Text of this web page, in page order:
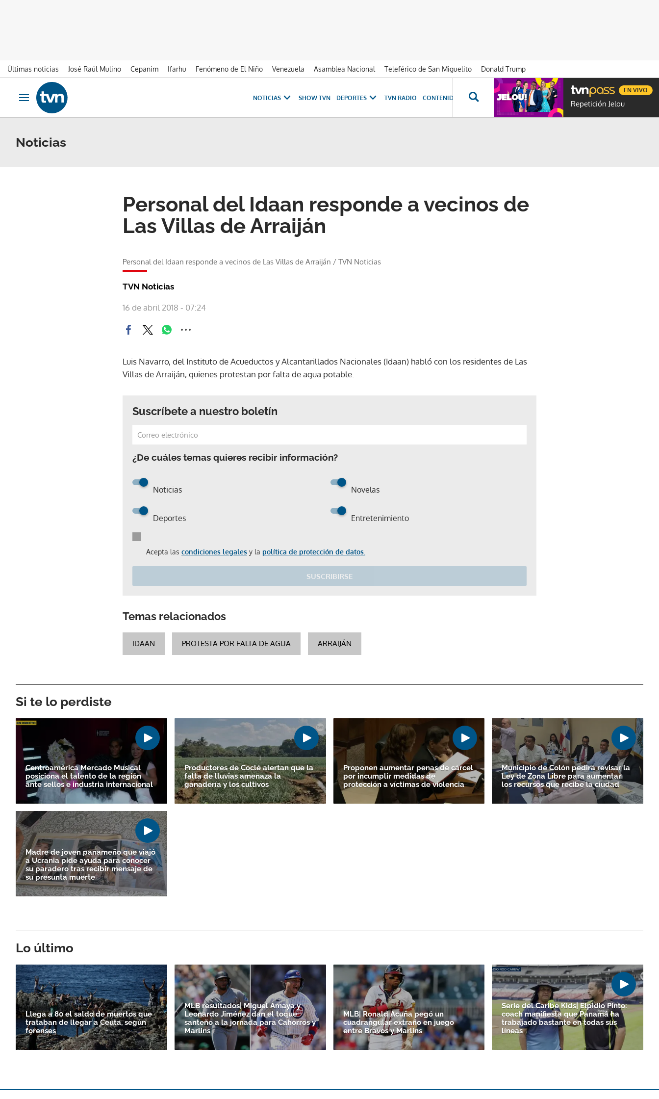
Últimas noticias José Raúl Mulino Cepanim Ifarhu Fenómeno de El Niño Venezuela Asamblea Nacional Teleférico de San Miguelito
Donald Trump
Ir al contenido
Obrir navegació
NOTICIAS SHOW TVN DEPORTES TVN RADIO CONTENIDOS ESPECIALES NOVELAS PROGRAMAS GENTE TVN
Repetición Jelou
EN VIVO
Noticias
Personal del Idaan responde a vecinos de
Las Villas de Arraiján
Personal del Idaan responde a vecinos de Las Villas de Arraiján / TVN Noticias
TVN Noticias
16 de abril 2018 - 07:24
Luis Navarro, del Instituto de Acueductos y Alcantarillados Nacionales (Idaan) habló con los residentes de Las
Villas de Arraiján, quienes protestan por falta de agua potable.
Suscríbete a nuestro boletín
¿De cuáles temas quieres recibir información?
Noticias Novelas
Deportes Entretenimiento
Acepta las condiciones legales y la política de protección de datos.
SUSCRIBIRSE
Temas relacionados
IDAAN PROTESTA POR FALTA DE AGUA ARRAIJÁN
Si te lo perdiste
Centroamérica Mercado Musical
posiciona el talento de la región
ante sellos e industria internacional
Productores de Coclé alertan que la
falta de lluvias amenaza la
ganadería y los cultivos
Proponen aumentar penas de cárcel
por incumplir medidas de
protección a víctimas de violencia
Municipio de Colón pedirá revisar la
Ley de Zona Libre para aumentar
los recursos que recibe la ciudad
Madre de joven panameño que viajó
a Ucrania pide ayuda para conocer
su paradero tras recibir mensaje de
su presunta muerte
Lo último
Llega a 80 el saldo de muertos que
trataban de llegar a Ceuta, según
forenses
MLB resultados| Miguel Amaya y
Leonardo Jiménez dan el toque
santeño a la jornada para Cahorros y
Marlins
MLB| Ronald Acuña pegó un
cuadrangular extraño en juego
entre Bravos y Marlins
Serie del Caribe Kids| Elpidio Pinto:
coach manifiesta que Panamá ha
trabajado bastante en todas sus
líneas